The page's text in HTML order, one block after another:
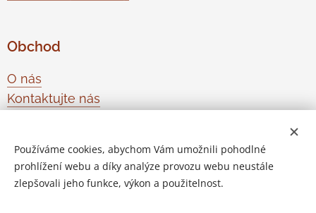
Obchod
O nás
Kontaktujte nás
Vytvořeno službouWebnode Cookies
Používáme cookies, abychom Vám umožnili pohodlné
prohlížení webu a díky analýze provozu webu neustále
zlepšovali jeho funkce, výkon a použitelnost.